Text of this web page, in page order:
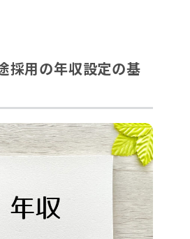
採用の年収設定の基